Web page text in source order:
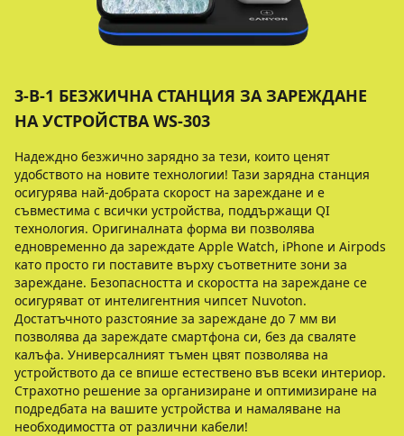
3-В-1 БЕЗЖИЧНА СТАНЦИЯ ЗА ЗАРЕЖДАНЕ
НА УСТРОЙСТВА WS-303
Надеждно безжично зарядно за тези, които ценят
удобството на новите технологии! Тази зарядна станция
осигурява най-добрата скорост на зареждане и е
съвместима с всички устройства, поддържащи QI
технология. Оригиналната форма ви позволява
едновременно да зареждате Apple Watch, iPhone и Airpods
като просто ги поставите върху съответните зони за
зареждане. Безопасността и скоростта на зареждане се
осигуряват от интелигентния чипсет Nuvoton.
Достатъчното разстояние за зареждане до 7 мм ви
позволява да зареждате смартфона си, без да сваляте
калъфа. Универсалният тъмен цвят позволява на
устройството да се впише естествено във всеки интериор.
Страхотно решение за организиране и оптимизиране на
подредбата на вашите устройства и намаляване на
необходимостта от различни кабели!